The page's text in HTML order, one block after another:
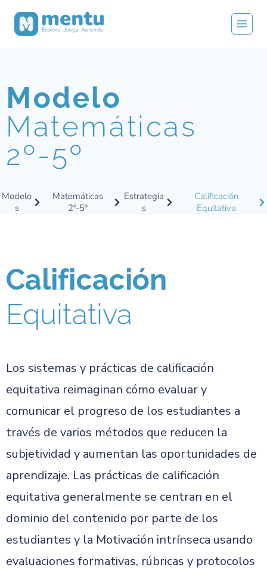
Modelo
Matemáticas
2º-5º
Modelo
s
Matemáticas
2º-5º
Estrategia
s
Calificación
Equitativa
Calificación
Equitativa
Los sistemas y prácticas de calificación
equitativa reimaginan cómo evaluar y
comunicar el progreso de los estudiantes a
través de varios métodos que reducen la
subjetividad y aumentan las oportunidades de
aprendizaje. Las prácticas de calificación
equitativa generalmente se centran en el
dominio del contenido por parte de los
estudiantes y la Motivación intrínseca usando
evaluaciones formativas, rúbricas y protocolos